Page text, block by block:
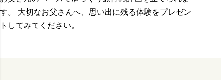
す。 大切なお父さんへ、思い出に残る体験をプレゼン
トしてみてください。